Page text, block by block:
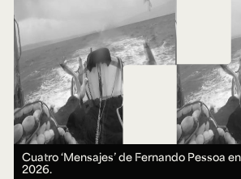
Cuatro ‘Mensajes’ de Fernando Pessoa
2026.